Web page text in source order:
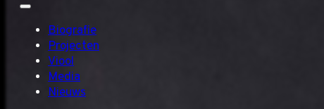
Biografie
Projecten
Viool
Media
Nieuws